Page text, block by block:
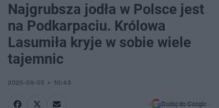
sobie wiele tajemnic
Najgrubsza jodła w Polsce jest
na Podkarpaciu. Królowa
Lasumiła kryje w sobie wiele
tajemnic
2025-09-03 10:43
Dodaj do Google